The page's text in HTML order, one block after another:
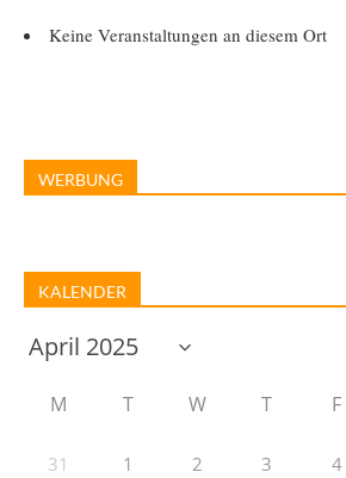
Keine Veranstaltungen an diesem Ort
WERBUNG
KALENDER
M T W T F
31 1 2 3 4